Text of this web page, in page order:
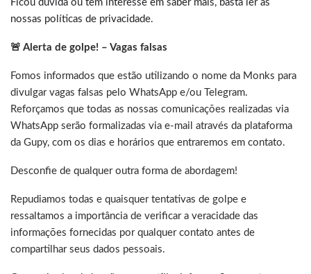
Ficou dúvida ou tem interesse em saber mais, basta ler as
nossas políticas de privacidade.
🚨 Alerta de golpe! – Vagas falsas
Fomos informados que estão utilizando o nome da Monks para
divulgar vagas falsas pelo WhatsApp e/ou Telegram.
Reforçamos que todas as nossas comunicações realizadas via
WhatsApp serão formalizadas via e-mail através da plataforma
da Gupy, com os dias e horários que entraremos em contato.
Desconfie de qualquer outra forma de abordagem!
Repudiamos todas e quaisquer tentativas de golpe e
ressaltamos a importância de verificar a veracidade das
informações fornecidas por qualquer contato antes de
compartilhar seus dados pessoais.